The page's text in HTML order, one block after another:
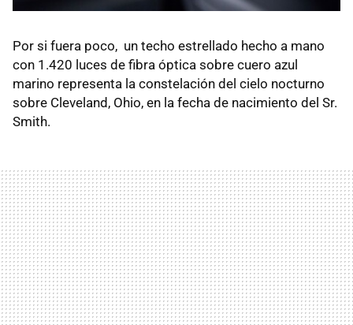
Por si fuera poco, un techo estrellado hecho a mano
con 1.420 luces de fibra óptica sobre cuero azul
marino representa la constelación del cielo nocturno
sobre Cleveland, Ohio, en la fecha de nacimiento del Sr.
Smith.